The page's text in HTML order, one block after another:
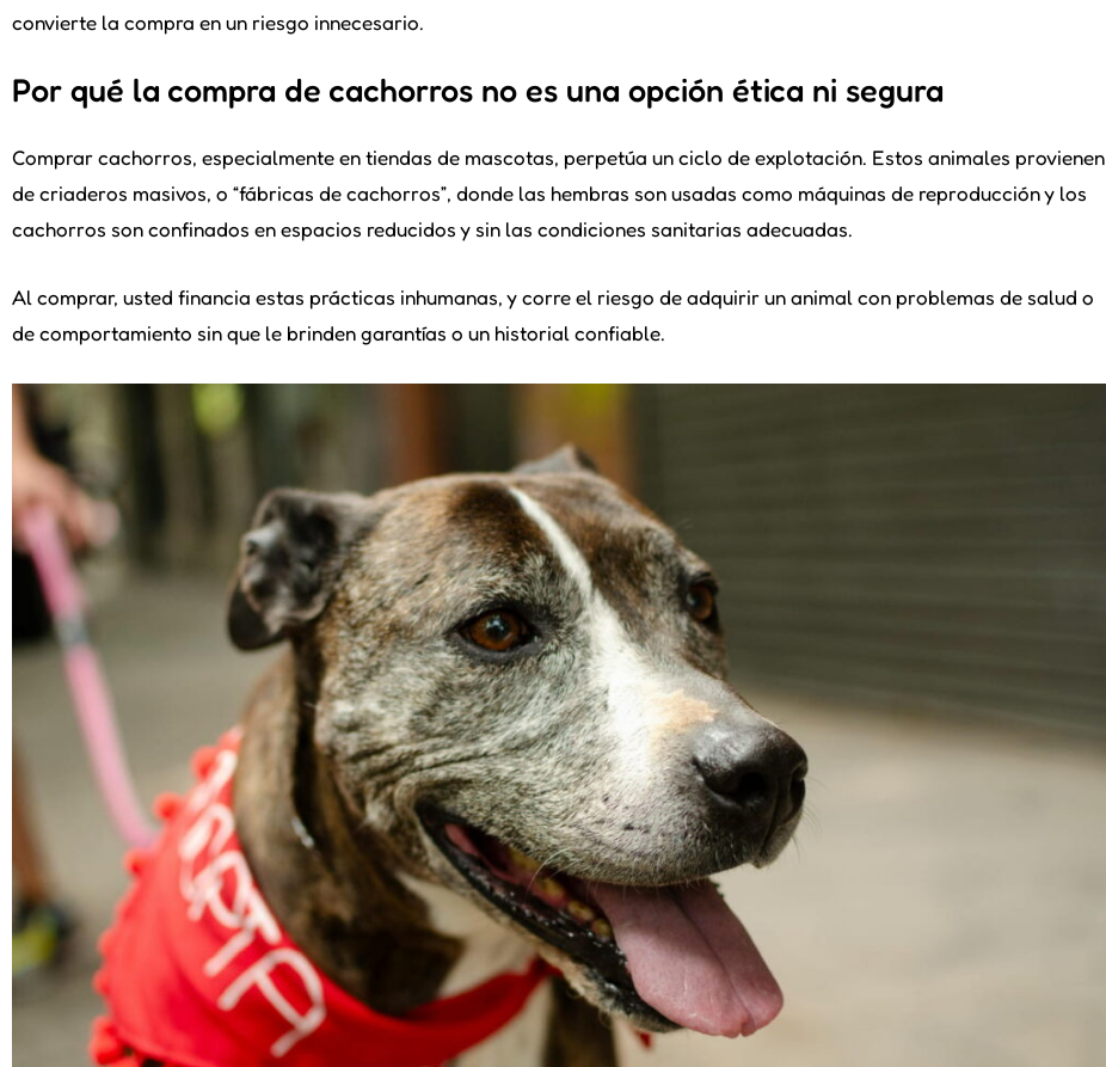
convierte la compra en un riesgo innecesario.
Por qué la compra de cachorros no es una opción ética ni segura
Comprar cachorros, especialmente en tiendas de mascotas, perpetúa un ciclo de explotación. Estos animales provienen
de criaderos masivos, o “fábricas de cachorros”, donde las hembras son usadas como máquinas de reproducción y los
cachorros son confinados en espacios reducidos y sin las condiciones sanitarias adecuadas.
Al comprar, usted financia estas prácticas inhumanas, y corre el riesgo de adquirir un animal con problemas de salud o
de comportamiento sin que le brinden garantías o un historial confiable.